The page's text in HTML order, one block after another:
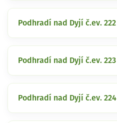
Podhradí nad Dyjí č.ev. 222
Podhradí nad Dyjí č.ev. 223
Podhradí nad Dyjí č.ev. 224